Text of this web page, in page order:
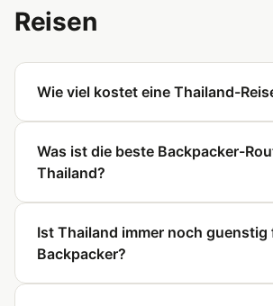
Reisen
Wie viel kostet eine Thailand-
Was ist die beste Backpacker-
Thailand?
Ist Thailand immer noch guenstig
Backpacker?